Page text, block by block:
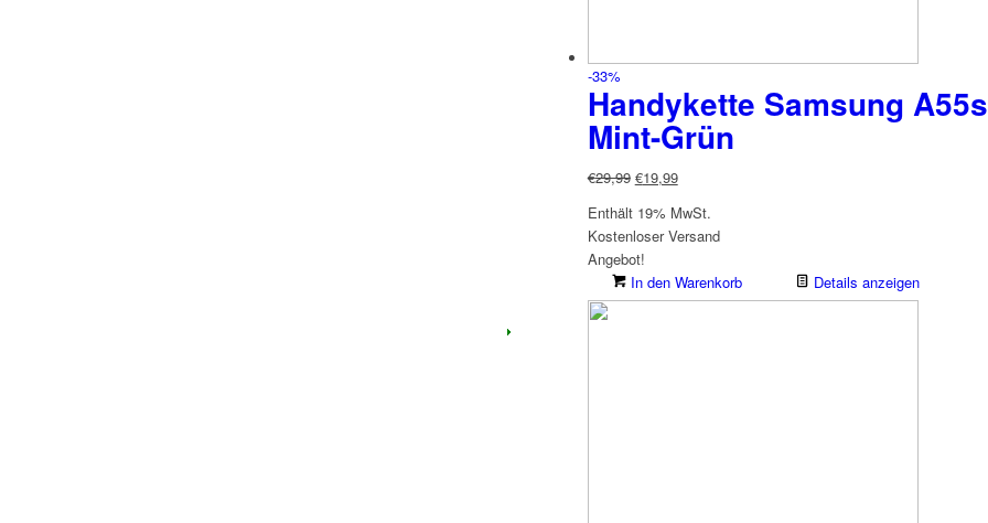
-33%
Handykette Samsung
Mint-Grün
€29,99 Ursprünglicher
war:
€29,99
€19,99Aktueller
ist:
€19,99.
Enthält 19% MwSt.
Kostenloser Versand
Angebot!
In den Warenkorb
Details anzeigen